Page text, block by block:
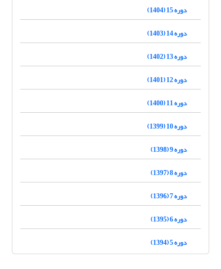
دوره 15 (1404)
دوره 14 (1403)
دوره 13 (1402)
دوره 12 (1401)
دوره 11 (1400)
دوره 10 (1399)
دوره 9 (1398)
دوره 8 (1397)
دوره 7 (1396)
دوره 6 (1395)
دوره 5 (1394)